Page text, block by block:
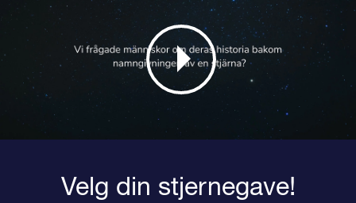
Velg din stjernegave!